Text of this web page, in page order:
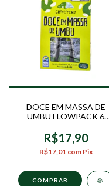
DOCE EM MASSA DE
UMBU FLOWPACK 6
GRAVETERO
R$17,90
R$17,01 com Pix